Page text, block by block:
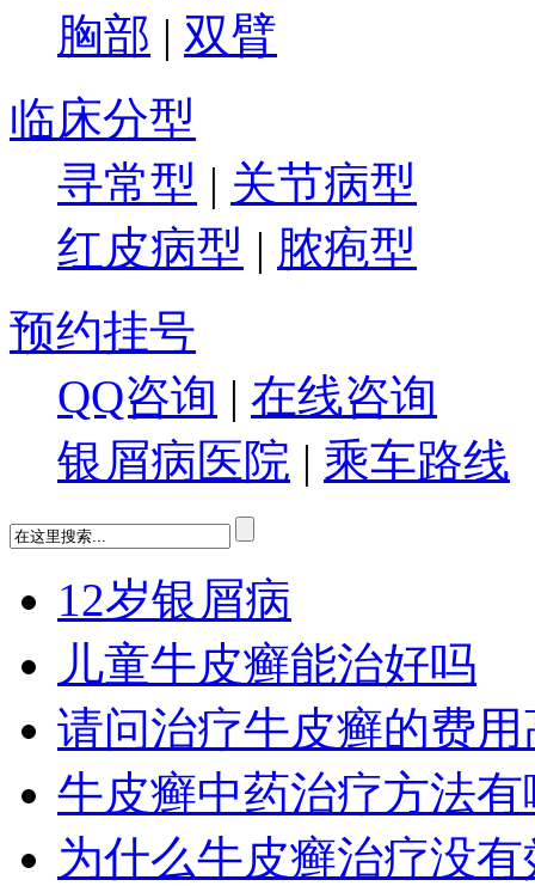
胸部 | 双臂
临床分型
寻常型 | 关节病型
红皮病型 | 脓疱型
预约挂号
QQ咨询 | 在线咨询
银屑病医院 | 乘车路线
12岁银屑病
儿童牛皮癣能治好吗
请问治疗牛皮癣的费用
牛皮癣中药治疗方法有
为什么牛皮癣治疗没有